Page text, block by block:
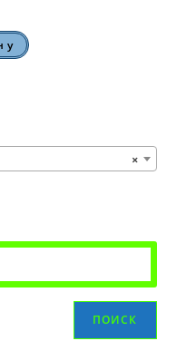
×
ПОИСК